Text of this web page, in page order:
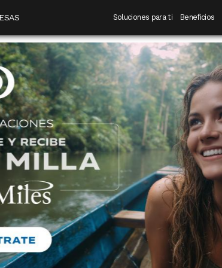
Navegación principal
Soluciones para ti Beneficios